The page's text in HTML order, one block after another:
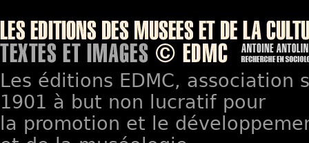
Les éditions EDMC, association
1901 à but non lucratif pour
la promotion et le